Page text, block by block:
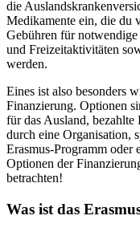
die
Medikamente ein, die du
Gebühren für
und Freizeitaktivitäten
werden.
Eines ist also besonders
Finanzierung. Optionen
für das Ausland,
durch eine Organisation,
Erasmus-Programm oder
Optionen der
betrachten!
Was ist das